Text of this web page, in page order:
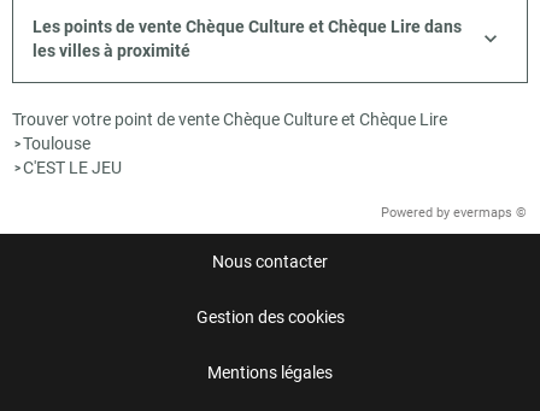
Les points de vente Chèque Culture et Chèque Lire dans
les villes à proximité
Trouver votre point de vente Chèque Culture et Chèque Lire
>Toulouse
>C'EST LE JEU
Powered by evermaps ©
Nous contacter
Gestion des cookies
Mentions légales